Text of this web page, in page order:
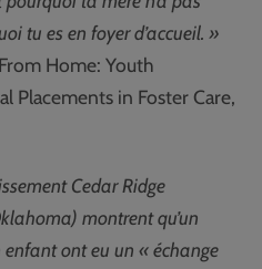
tu es en foyer d’accueil. »
Home: Youth
Placements in Foster Care,
Cedar Ridge
montrent qu’un
ont eu un « échange